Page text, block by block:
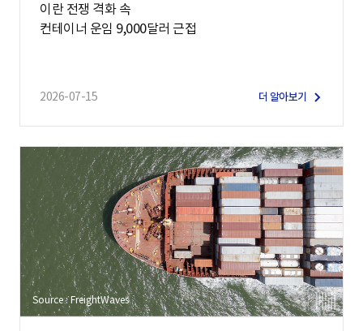
이란 전쟁 격화 속
컨테이너 운임 9,000달러 근접
2026-07-15 더 알아보기
Source : FreightWaves